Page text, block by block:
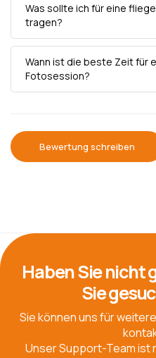
Was sollte ich für eine
tragen?
Wann ist die beste Zeit für
Fotosession?
Bewertung schreiben
Haben Sie nicht
Sie
Sie können uns für
Unser Support-Team ist